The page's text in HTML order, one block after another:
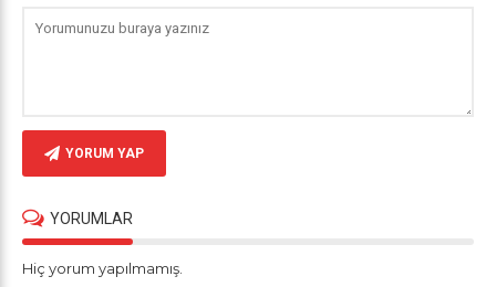
YORUM YAP
YORUMLAR
Hiç yorum yapılmamış.